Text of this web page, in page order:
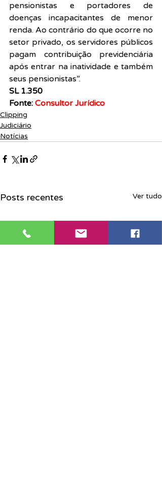
pensionistas e portadores de
doenças incapacitantes de menor
renda. Ao contrário do que ocorre no
setor privado, os servidores públicos
pagam contribuição previdenciária
após entrar na inatividade e também
seus pensionistas”.
SL 1.350
Fonte: Consultor Jurídico
Clipping
Judiciário
Notícias
Posts recentes Ver tudo